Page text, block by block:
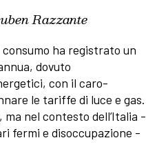
Razzante
consumo ha registrato un
dovuto
con il caro-
le tariffe di luce e gas.
nel contesto dell’Italia -
fermi e disoccupazione -